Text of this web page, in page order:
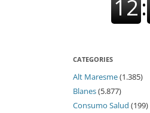
CATEGORIES
Alt Maresme(1.385)
Blanes(5.877)
Consumo Salud (199)